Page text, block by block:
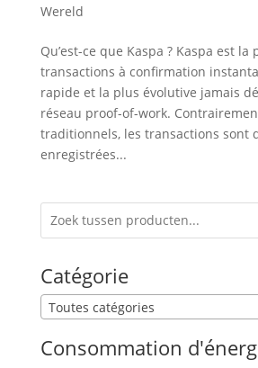
Wereld
Qu’est-ce que Kaspa ? Kaspa est
transactions à confirmation
rapide et la plus évolutive jamais
réseau proof-of-work.
traditionnels, les transactions sont
enregistrées...
Catégorie
Toutes catégories
Consommation